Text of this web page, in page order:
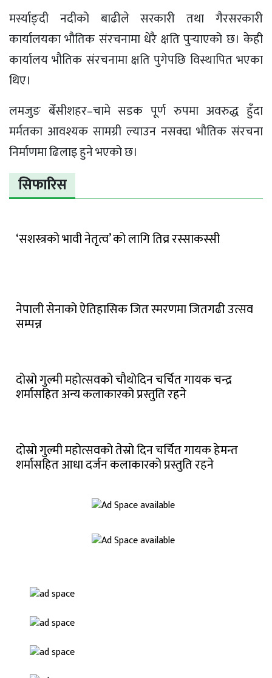
मर्स्याङ्दी नदीको बाढीले सरकारी तथा गैरसरकारी
कार्यालयका भौतिक संरचनामा धेरै क्षति पुर्‍याएको छ। केही
कार्यालय भौतिक संरचनामा क्षति पुगेपछि विस्थापित भएका
थिए।
लमजुङ बेँसीशहर–चामे सडक पूर्ण रुपमा अवरुद्ध हुँदा
मर्मतका आवश्यक सामग्री ल्याउन नसक्दा भौतिक संरचना
निर्माणमा ढिलाइ हुने भएको छ।
सिफारिस
‘सशस्त्रको भावी नेतृत्व’ को लागि तिव्र रस्साकस्सी
नेपाली सेनाको ऐतिहासिक जित स्मरणमा जितगढी उत्सव
सम्पन्न
दोस्रो गुल्मी महोत्सवको चौथोदिन चर्चित गायक चन्द्र
शर्मासहित अन्य कलाकारको प्रस्तुति रहने
दोस्रो गुल्मी महोत्सवको तेस्रो दिन चर्चित गायक हेमन्त
शर्मासहित आधा दर्जन कलाकारको प्रस्तुति रहने